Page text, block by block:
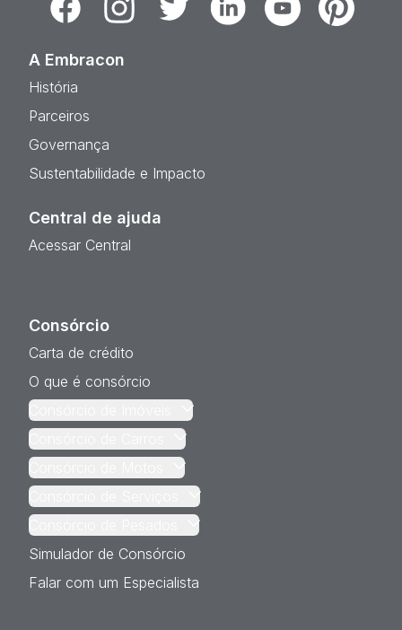
A Embracon
História
Parceiros
Governança
Sustentabilidade e Impacto
Central de ajuda
Acessar Central
Consórcio
Carta de crédito
O que é consórcio
Consórcio de Imóveis
Consórcio de Carros
Consórcio de Motos
Consórcio de Serviços
Consórcio de Pesados
Simulador de Consórcio
Falar com um Especialista